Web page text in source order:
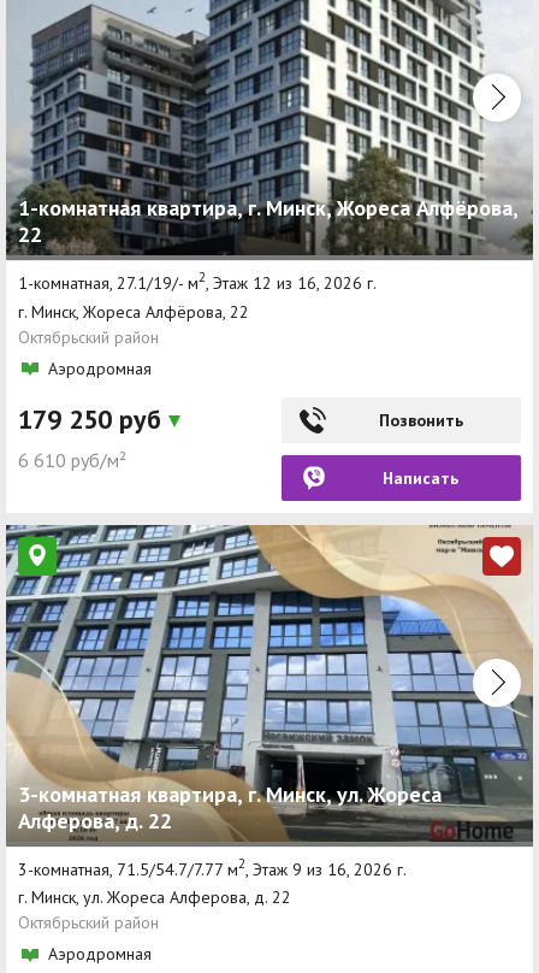
1-комнатная квартира, г. Минск, Жореса Алфёрова,
22
1-комнатная, 27.1/19/- м2, Этаж 12 из 16, 2026 г.
г. Минск, Жореса Алфёрова, 22
Октябрьский район
Аэродромная
179 250 руб
6 610 руб/м²
Позвонить
Написать
3-комнатная квартира, г. Минск, ул. Жореса
Алферова, д. 22
3-комнатная, 71.5/54.7/7.77 м2 , Этаж 9 из 16, 2026 г.
г. Минск, ул. Жореса Алферова, д. 22
Октябрьский район
Аэродромная